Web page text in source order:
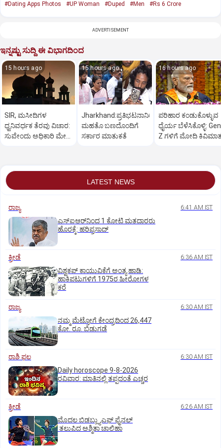
#Dating Apps Photos #UP Woman #Duped #Men #Rs 6 Crore
ADVERTISEMENT
ಇನ್ನಷ್ಟು ಸುದ್ದಿ ಈ ವಿಭಾಗದಿಂದ
15 hours ago
SIR, ಮಸೀದಿಗಳ
ಧ್ವನಿವರ್ಧಕ ತೆರವು ವಿಚಾರ:
ಸುವೇಂದು ಅಧಿಕಾರಿ ಮೇಲೆ
15 hours ago
Jharkhand:ಪ್ರತಿಭಟನಾನಿರತ
ಮಹತೊ ಬಣದೊಂದಿಗೆ
ಸರ್ಕಾರ ಮಾತುಕತೆ
16 hours ago
ಪರಿಹಾರ ಕಂಡುಕೊಳ್ಳುವ
ಧೈರ್ಯ ಬೆಳೆಸಿಕೊಳ್ಳಿ:
Z ಗಳಿಗೆ ಮೋದಿ
LATEST NEWS
ರಾಜ್ಯ 6:41 AM IST
ಎಸ್‌ಐಆರ್‌ನಿಂದ 1 ಕೋಟಿ ಮತದಾರರು
ಹೊರಕ್ಕೆ: ಹರಿಪ್ರಸಾದ್‌
ಕ್ರೀಡೆ 6:36 AM IST
ವಿಶ್ವಕಪ್‌ ಕಾಯುವಿಕೆಗೆ ಅಂತ್ಯ ಹಾಡಿ:
ಹಾಕಿಪಟುಗಳಿಗೆ 1975ರ ಹೀರೋಗಳ
ಕರೆ
ರಾಜ್ಯ 6:30 AM IST
ನಮ್ಮ ಮೆಟ್ರೋಗೆ ಕೇಂದ್ರದಿಂದ 26,447
ಕೋ. ರೂ. ಬಿಡುಗಡೆ
ರಾಶಿ ಫಲ 6:30 AM IST
Daily horoscope 9-8-2026
ರವಿವಾರ‌: ಮಾತಿನಲ್ಲಿ ತಪ್ಪದಂತೆ ಎಚ್ಚರ
ಕ್ರೀಡೆ 6:26 AM IST
ಮೊದಲ ಬಿಡಬ್ಲ್ಯುಎಫ್‌ ಫೈನಲ್‌
ತಲುಪಿದ ಅಶ್ಮಿತಾ ಚಾಲಿಹಾ